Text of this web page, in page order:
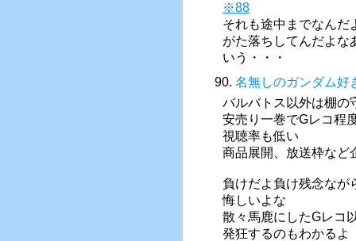
※88
それも途中までなんだ
がた落ちしてんだよな
いう・・・
90. 名無しのガンダム好
バルバトス以外は棚の
安売り一巻でGレコ程
視聴率も低い
商品展開、放送枠など
負けだよ負け残念なが
悔しいよな
散々馬鹿にしたGレコ
発狂するのもわかるよ